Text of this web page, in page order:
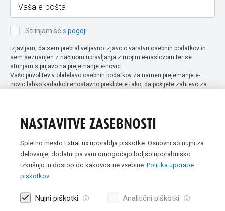
Strinjam se s pogoji
Izjavljam, da sem prebral veljavno izjavo o varstvu osebnih podatkov in
sem seznanjen z načinom upravljanja z mojim e-naslovom ter se
strinjam s prijavo na prejemanje e-novic.
Vašo privolitev v obdelavo osebnih podatkov za namen prejemanje e-
novic lahko kadarkoli enostavno prekličete tako, da pošljete zahtevo za
NASTAVITVE ZASEBNOSTI
Spletno mesto ExtraLux uporablja piškotke. Osnovni so nujni za
delovanje, dodatni pa vam omogočajo boljšo uporabniško
izkušnjo in dostop do kakovostne vsebine. Politika uporabe
piškotkov
Nujni piškotki Analitični piškotki